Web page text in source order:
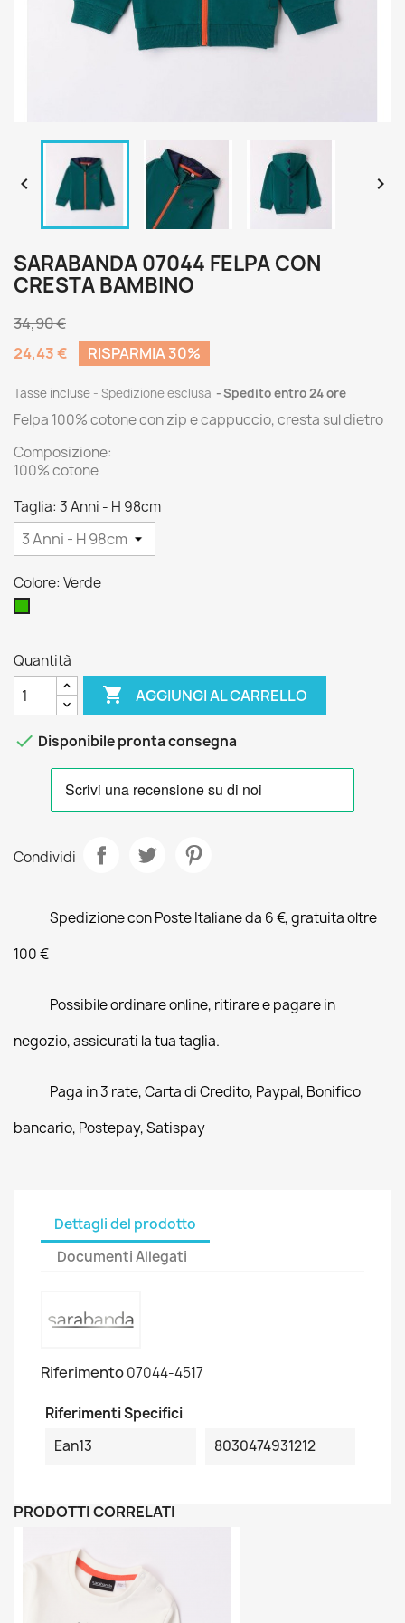
 
SARABANDA 07044 FELPA CON
CRESTA BAMBINO
34,90 €
24,43 €
RISPARMIA 30%
Tasse incluse Spedizione esclusa Spedito entro 24 ore
Felpa 100% cotone con zip e cappuccio, cresta sul dietro
Composizione:
100% cotone
Taglia: 3 Anni - H 98cm
Colore: Verde
Quantità
 AGGIUNGI AL CARRELLO
 Disponibile pronta consegna
Condividi
Spedizione con Poste Italiane da 6 €, gratuita oltre
100 €
Possibile ordinare online, ritirare e pagare in
negozio, assicurati la tua taglia.
Paga in 3 rate, Carta di Credito, Paypal, Bonifico
bancario, Postepay, Satispay
Dettagli del prodotto
Documenti Allegati
Riferimento07044-4517
Riferimenti Specifici
Ean13
8030474931212
PRODOTTI CORRELATI